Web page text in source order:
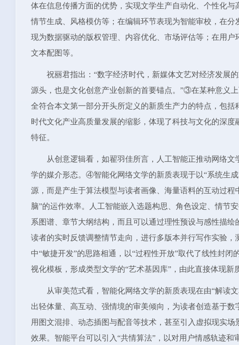
体在信息传播方面的优势，实现文学生产自动化、个性化
情节生成、风格模仿等；在编辑环节表现为智能审校，在
现为数据驱动的版权管理、内容优化、市场评估等；在用
文本配图等。
祝丽君指出：“数字经济时代，新媒体文艺对经济发展
源头，也是文化创意产业创新的首要锚点。”③在某种意义
全符合本文第一部分开头所定义的新质生产力的特点，包
时代文化产业高质量发展的缩影，体现了科技与文化的深
特征。
从创意逻辑看，如翟羽佳所言，人工智能正推动网络
学的媒介形态。④智能化网络文学的新质表现于以“系统生
源，而是产生于算法模型与读者画像、海量语料的互动过
脑”的运作效率。人工智能嵌入选题构思、角色设定、情节
系图谱、章节大纲结构，而且可以通过理性预设与感性描
读者的实时反馈调整情节走向，进行多版本并行写作实验
中“敏捷开发”的思路相通，以“过程性开放”取代了线性封
视化模板，形成类型文学的“艺术基因库”，由此直接体现新
从审美范式看，智能化网络文学的新质表现在由“解读
出轻体量、高互动、强情境的审美倾向，为读者创造基于
用图文混排、动态插图与配音等技术，甚至引入虚拟现实
效果。智能平台可以引入“共情算法”，以对用户情感轨迹